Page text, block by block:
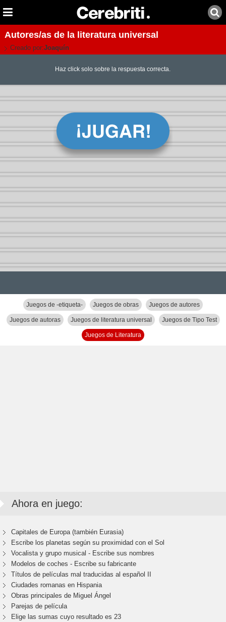
Autores/as de la literatura universal
Creado por:Joaquín
Haz click solo sobre la respuesta correcta.
Juegos de -etiqueta- Juegos de obras Juegos de autores
Juegos de autoras Juegos de literatura universal Juegos de Tipo Test
Juegos de Literatura
Ahora en juego:
Capitales de Europa (también Eurasia)
Escribe los planetas según su proximidad con el Sol
Vocalista y grupo musical - Escribe sus nombres
Modelos de coches - Escribe su fabricante
Títulos de películas mal traducidas al español II
Ciudades romanas en Hispania
Obras principales de Miguel Ángel
Parejas de película
Elige las sumas cuyo resultado es 23